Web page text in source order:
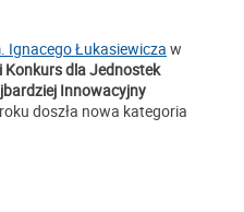
Ignacego Łukasiewicza w
Konkurs dla Jednostek
Innowacyjny
roku doszła nowa kategoria